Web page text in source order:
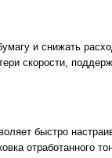
и снижать
скорости,
быстро
отработанного